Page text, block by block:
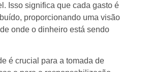
Isso significa que cada gasto é
proporcionando uma visão
onde o dinheiro está sendo
é crucial para a tomada de